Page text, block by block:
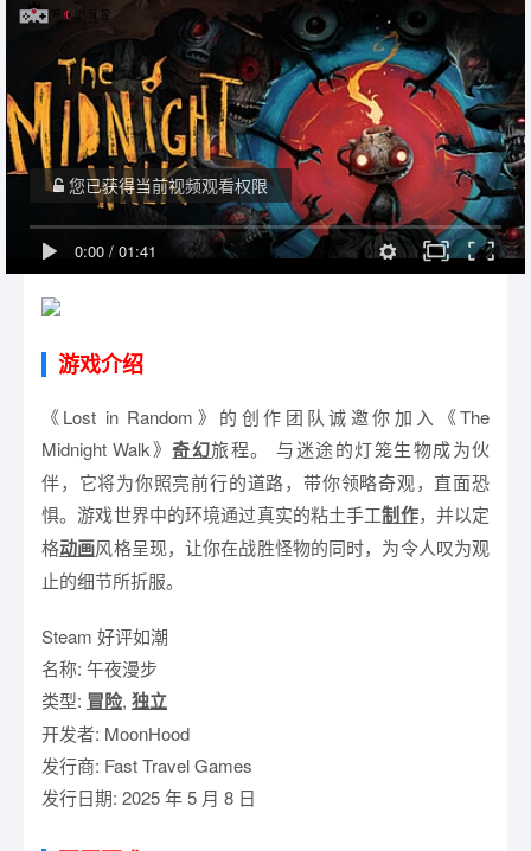
有疑问？请点击复制链接咨询！
0:00 / 01:41
您已获得当前视频观看权限
游戏介绍
《Lost in Random》的创作团队诚邀你加入《The
Midnight Walk》奇幻旅程。 与迷途的灯笼生物成为伙
伴，它将为你照亮前行的道路，带你领略奇观，直面恐
惧。游戏世界中的环境通过真实的粘土手工制作，并以定
格动画风格呈现，让你在战胜怪物的同时，为令人叹为观
止的细节所折服。
Steam 好评如潮
名称: 午夜漫步
类型: 冒险, 独立
开发者: MoonHood
发行商: Fast Travel Games
发行日期: 2025 年 5 月 8 日